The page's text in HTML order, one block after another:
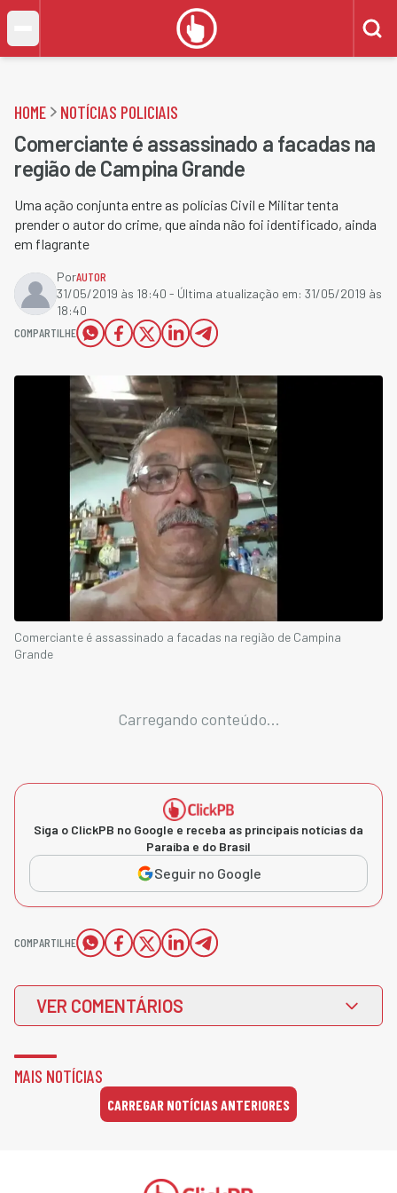
HOME NOTÍCIAS POLICIAIS
Comerciante é assassinado a facadas na
região de Campina Grande
Uma ação conjunta entre as polícias Civil e Militar tenta
prender o autor do crime, que ainda não foi identificado, ainda
em flagrante
PorAUTOR
31/05/2019 às 18:40 - Última atualização em: 31/05/2019 às
18:40
COMPARTILHE
Comerciante é assassinado a facadas na região de Campina
Grande
Carregando conteúdo...
Siga o ClickPB no Google e receba as principais notícias da
Paraíba e do Brasil
Seguir no Google
COMPARTILHE
VER COMENTÁRIOS
MAIS NOTÍCIAS
CARREGAR NOTÍCIAS ANTERIORES